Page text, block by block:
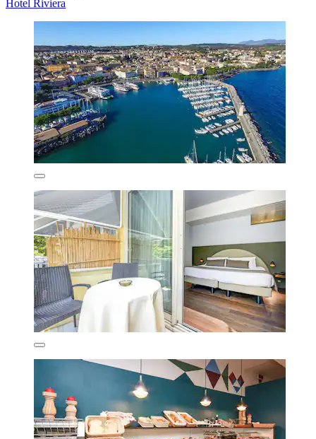
Hotel Riviera